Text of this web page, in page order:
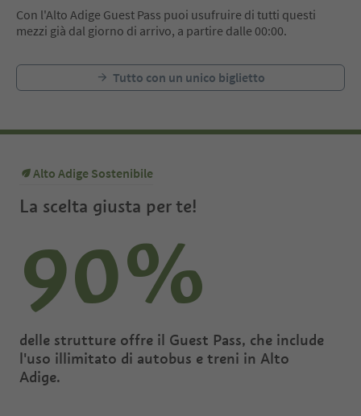
Con l'Alto Adige Guest Pass puoi usufruire di tutti questi
mezzi già dal giorno di arrivo, a partire dalle 00:00.
Tutto con un unico biglietto
Alto Adige Sostenibile
La scelta giusta per te!
90%
delle strutture offre il Guest Pass, che include
l'uso illimitato di autobus e treni in Alto
Adige.